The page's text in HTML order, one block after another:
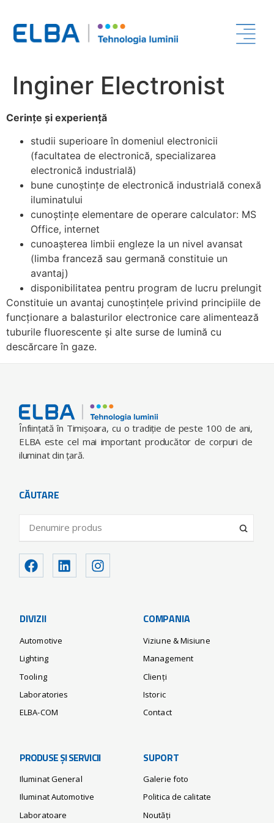
Inginer Electronist
Cerințe și experiență
studii superioare în domeniul electronicii
(facultatea de electronică, specializarea
electronică industrială)
bune cunoștințe de electronică industrială conexă
iluminatului
cunoștințe elementare de operare calculator: MS
Office, internet
cunoașterea limbii engleze la un nivel avansat
(limba franceză sau germană constituie un
avantaj)
disponibilitatea pentru program de lucru prelungit
Constituie un avantaj cunoștințele privind principiile de
funcționare a balasturilor electronice care alimentează
tuburile fluorescente și alte surse de lumină cu
descărcare în gaze.
Înfiinţată în Timişoara, cu o tradiţie de peste 100 de ani,
ELBA este cel mai important producător de corpuri de
iluminat din ţară.
CĂUTARE
DIVIZII
Automotive
Lighting
Tooling
Laboratories
ELBA-COM
COMPANIA
Viziune & Misiune
Management
Clienți
Istoric
Contact
PRODUSE ȘI SERVICII
Iluminat General
Iluminat Automotive
Laboratoare
SUPORT
Galerie foto
Politica de calitate
Noutăți